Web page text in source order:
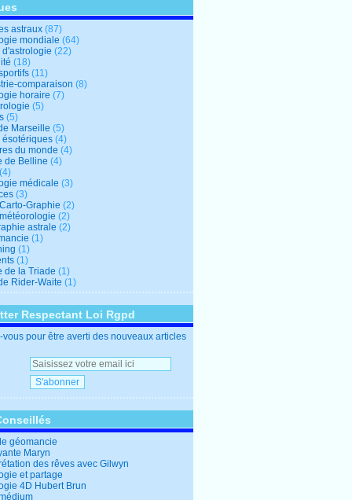
astraux (87)
mondiale (64)
d'astrologie (22)
(18)
(11)
comparaison (8)
horaire (7)
(5)
(5)
Marseille (5)
ésotériques (4)
du monde (4)
de Belline (4)
médicale (3)
(3)
Graphie (2)
(2)
astrale (2)
(1)
(1)
(1)
de la Triade (1)
Rider-Waite (1)
Respectant Loi Rgpd
vous pour être averti des nouveaux articles
géomancie
Maryn
des rêves avec Gilwyn
et partage
4D Hubert Brun